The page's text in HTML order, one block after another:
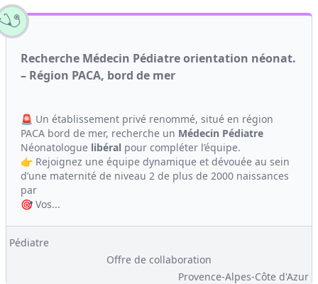
Recherche Médecin Pédiatre orientation néonat.
– Région PACA, bord de mer
🚨 Un établissement privé renommé, situé en région
PACA bord de mer, recherche un Médecin Pédiatre
Néonatologue libéral pour compléter l’équipe.
👉 Rejoignez une équipe dynamique et dévouée au sein
d’une maternité de niveau 2 de plus de 2000 naissances
par
🎯 Vos...
Pédiatre
Offre de collaboration
Provence-Alpes-Côte d'Azur